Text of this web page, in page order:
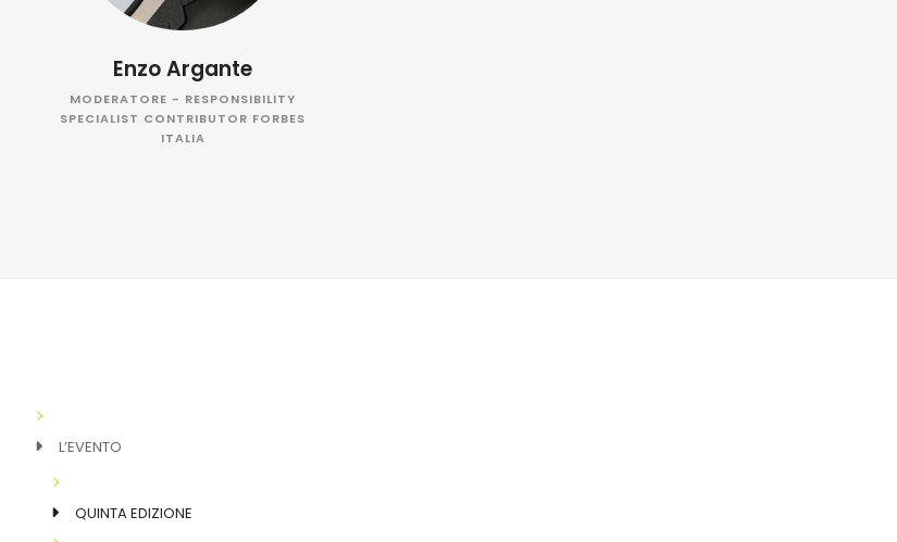
Enzo Argante
MODERATORE - RESPONSIBILITY
SPECIALIST CONTRIBUTOR FORBES
ITALIA
L’EVENTO
QUINTA EDIZIONE